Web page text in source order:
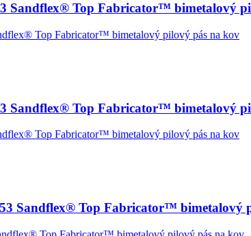
Sandflex® Top Fabricator™ bimetalový
Sandflex® Top Fabricator™ bimetalový
Sandflex® Top Fabricator™ bimetalový